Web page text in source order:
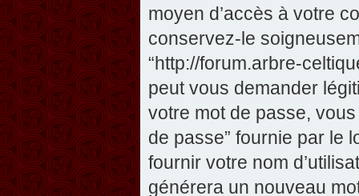
moyen d’accès à votre
conservez-le
“http://forum.arbre-
peut vous demander
votre mot de passe,
de passe” fournie par le
fournir votre nom
générera un nouveau